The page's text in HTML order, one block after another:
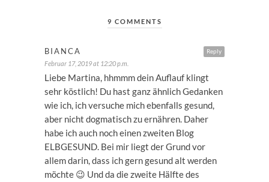
9 COMMENTS
Reply
BIANCA
Februar 17, 2019 at 12:20 p.m.
Liebe Martina, hhmmm dein Auflauf klingt
sehr köstlich! Du hast ganz ähnlich Gedanken
wie ich, ich versuche mich ebenfalls gesund,
aber nicht dogmatisch zu ernähren. Daher
habe ich auch noch einen zweiten Blog
ELBGESUND. Bei mir liegt der Grund vor
allem darin, dass ich gern gesund alt werden
möchte 😉 Und da die zweite Hälfte des